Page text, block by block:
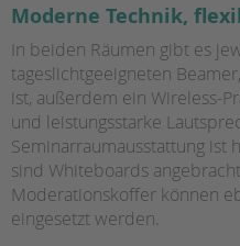
HILFEN ZUR ERZIEHUNG
EINGLIEDERUNGSHILFE
BETREUTES WOHNEN
TANDEM BTL AKADEMIE
Zertfikatskurse
Moderne Technik,
In beiden Räumen gibt es
tageslichtgeeigneten
ist, außerdem ein Wireless-
und leistungsstarke
Seminarraumausstattung ist
sind Whiteboards
Moderationskoffer können
eingesetzt werden.